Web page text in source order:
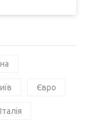
Євро
Італія